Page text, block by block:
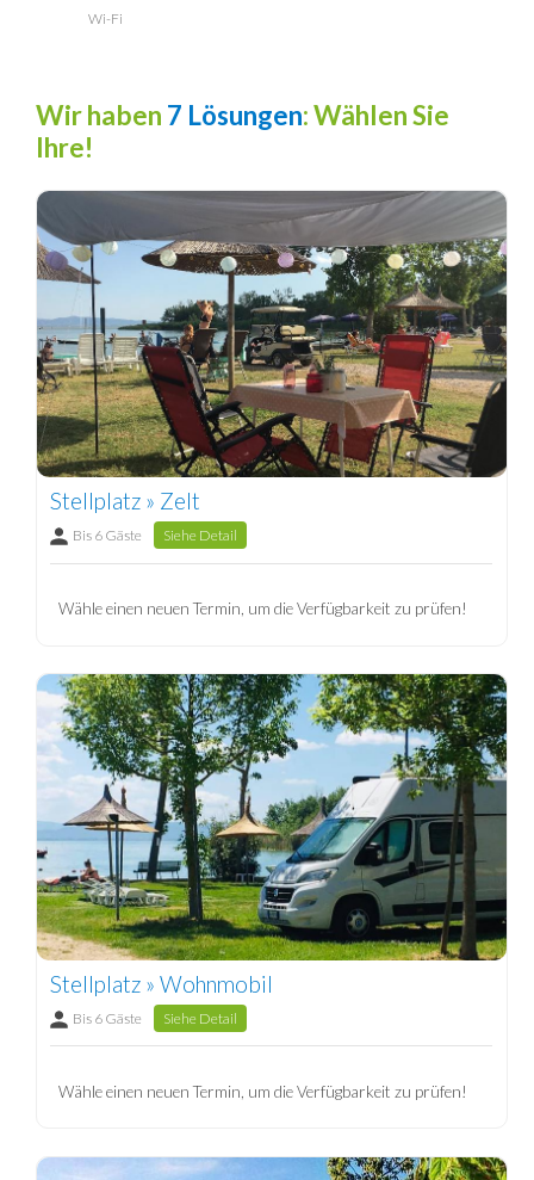
Wi-Fi
Wir haben 7 Lösungen: Wählen Sie
Ihre!
Stellplatz » Zelt
Bis 6 Gäste Siehe Detail
Wähle einen neuen Termin, um die Verfügbarkeit zu prüfen!
Stellplatz » Wohnmobil
Bis 6 Gäste Siehe Detail
Wähle einen neuen Termin, um die Verfügbarkeit zu prüfen!